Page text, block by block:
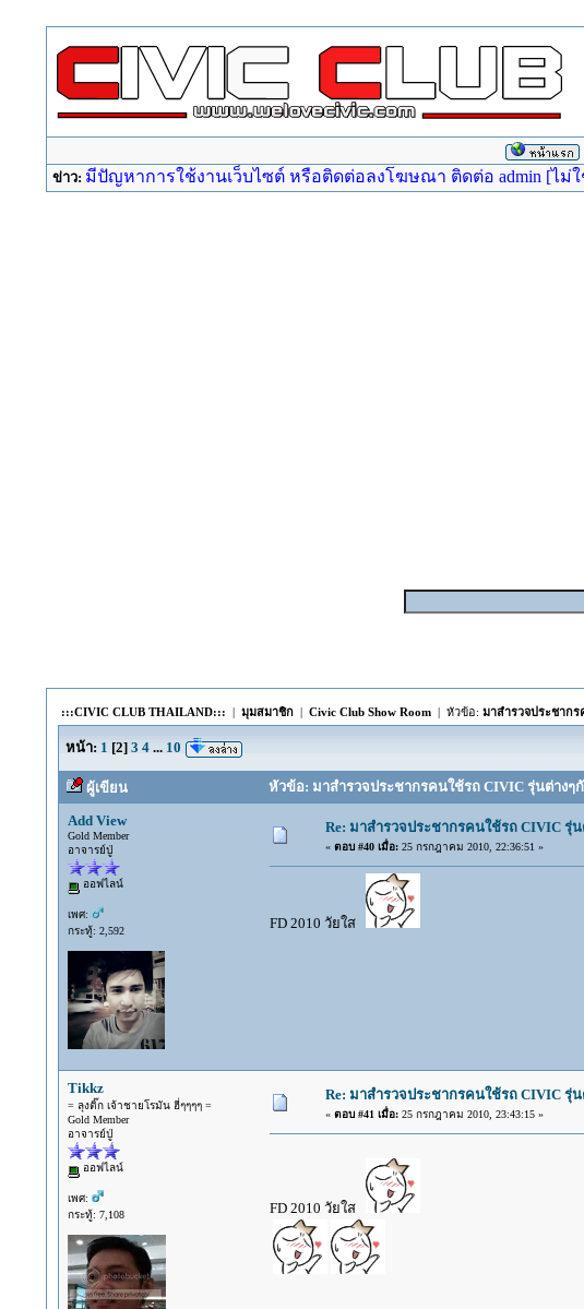
ข่าว: มีปัญหาการใช้งานเว็บไซต์ หรือติดต่อลงโฆษณา ติดต่อ admin [ไม่
:::CIVIC CLUB THAILAND::: | มุมสมาชิก| Civic Club Show Room| หัวข้อ: มาสำรวจประชากร
หน้า: 1 [2] 3 4 ... 10
ผู้เขียน หัวข้อ: มาสำรวจประชากรคนใช้รถ CIVIC รุ่นต่างๆ
Add View
Gold Member
อาจารย์ปู่
ออฟไลน์
เพศ:
กระทู้: 2,592
Re: มาสำรวจประชากรคนใช้รถ CIVIC รุ่
« ตอบ #40 เมื่อ:25 กรกฎาคม 2010, 22:36:51 »
FD 2010 วัยใส
Tikkz
= ลุงติ๊ก เจ้าชายโรมัน ฮี่ๆๆๆๆ =
Gold Member
อาจารย์ปู่
ออฟไลน์
เพศ:
กระทู้: 7,108
Re: มาสำรวจประชากรคนใช้รถ CIVIC รุ่
« ตอบ #41 เมื่อ:25 กรกฎาคม 2010, 23:43:15 »
FD 2010 วัยใส